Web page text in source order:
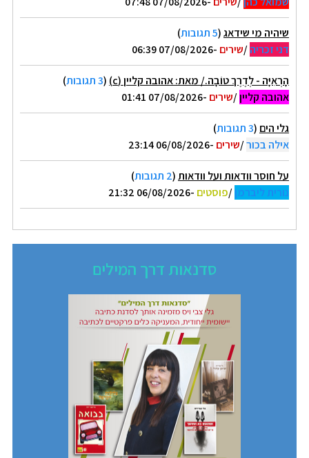
שיהיה מי שידאג(5 תגובות
)
דני זכריה/שירים -07/08/2026 06:39
הָרְאִיָּה - לְדֶרֶךְ טוֹבָה./ מאת: אהובה קליין (c) (3 תגובות
)
אהובה קליין/שירים -07/08/2026 01:41
גלי הים (3 תגובות
)
אילה בכור/שירים -06/08/2026 23:14
על חוסר וודאות ועל וודאות(2 תגובות
)
נורית ליברמן/פוסטים -06/08/2026 21:32
סדנאות דרך המילים